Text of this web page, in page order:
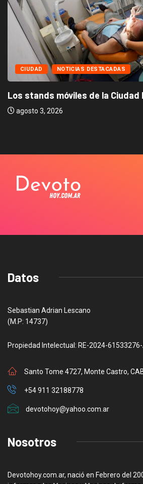
CIUDAD NOTICIAS DESTACADAS
Los stands móviles de la Ciudad
agosto 3, 2026
Datos
Sebastian Adrian Lescano
(M.P: 14737)
Propiedad Intelectual: RE-2024-
Santo Tome 4727, Monte Castro,
+54 911 32188778
devotohoy@yahoo.com.ar
Nosotros
Devotohoy.com.ar, nació en Febrero del